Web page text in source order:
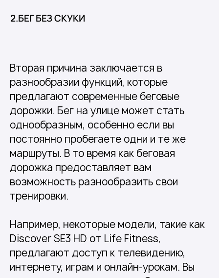
2.БЕГ БЕЗ СКУКИ
Вторая причина заключается в
разнообразии функций, которые
предлагают современные беговые
дорожки. Бег на улице может стать
однообразным, особенно если вы
постоянно пробегаете одни и те же
маршруты. В то время как беговая
дорожка предоставляет вам
возможность разнообразить свои
тренировки.
Например, некоторые модели, такие как
Discover SE3 HD от Life Fitness,
предлагают доступ к телевидению,
интернету, играм и онлайн-урокам. Вы